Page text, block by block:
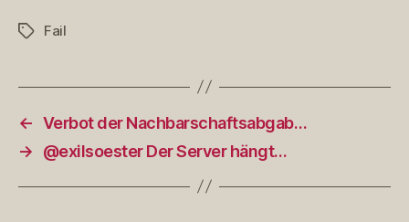
Schlagwörter
Fail
← Verbot der Nachbarschaftsabgab…
→
@exilsoester Der Server hängt…